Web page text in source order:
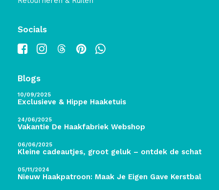
Socials
Blogs
10/09/2025
Exclusieve & Hippe Haaketuis
24/06/2025
Vakantie De Haakfabriek Webshop
06/06/2025
Kleine cadeautjes, groot geluk – ontdek de schatten
05/11/2024
Nieuw Haakpatroon: Maak Je Eigen Gave Kerstballen!